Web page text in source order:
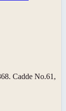
Cadde No.61,